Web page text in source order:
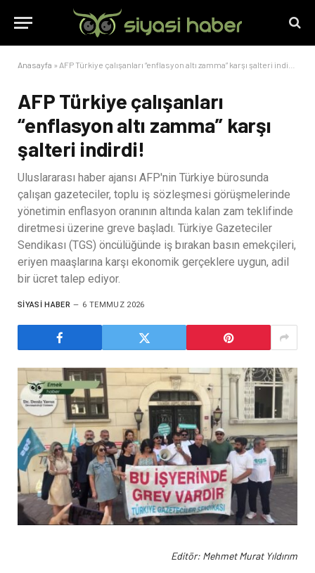
Anasayfa » AFP Türkiye çalışanları “enflasyon altı zamma” karşı şalteri indirdi!
AFP Türkiye çalışanları
“enflasyon altı zamma” karşı
şalteri indirdi!
Uluslararası haber ajansı AFP'nin Türkiye bürosunda
çalışan gazeteciler, toplu iş sözleşmesi görüşmelerinde
yönetimin enflasyon oranının altında kalan zam teklifinde
diretmesi üzerine greve başladı. Türkiye Gazeteciler
Sendikası (TGS) öncülüğünde iş bırakan basın emekçileri,
eriyen maaşlarına karşı ekonomik gerçeklere uygun, adil
bir ücret talep ediyor.
SIYASI HABER 6 TEMMUZ 2026
Editör: Mehmet Murat Yıldırım